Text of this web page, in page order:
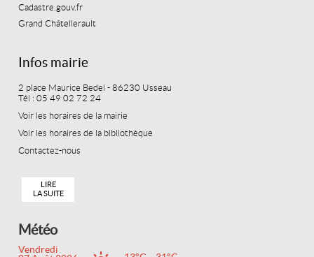
Cadastre.gouv.fr
Grand Châtellerault
Infos mairie
2 place Maurice Bedel - 86230 Usseau
Tél : 05 49 02 72 24
Voir les horaires de la mairie
Voir les horaires de la bibliothèque
Contactez-nous
LIRE
LA SUITE
Météo
Vendredi